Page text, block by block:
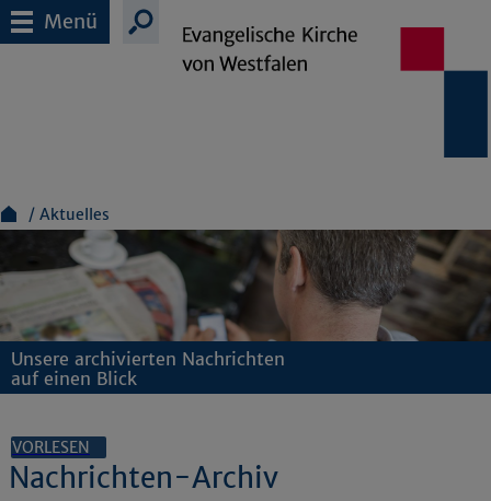
Menü
Aktuelles
Unsere archivierten Nachrichten
auf einen Blick
VORLESEN
Nachrichten-Archiv